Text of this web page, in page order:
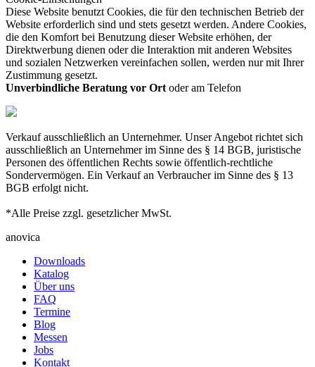
Diese Website benutzt Cookies, die für den technischen Betrieb der
Website erforderlich sind und stets gesetzt werden. Andere Cookies,
die den Komfort bei Benutzung dieser Website erhöhen, der
Direktwerbung dienen oder die Interaktion mit anderen Websites
und sozialen Netzwerken vereinfachen sollen, werden nur mit Ihrer
Zustimmung gesetzt.
Unverbindliche Beratung vor Ort oder am Telefon
Verkauf ausschließlich an Unternehmer. Unser Angebot richtet sich
ausschließlich an Unternehmer im Sinne des § 14 BGB, juristische
Personen des öffentlichen Rechts sowie öffentlich-rechtliche
Sondervermögen. Ein Verkauf an Verbraucher im Sinne des § 13
BGB erfolgt nicht.
*Alle Preise zzgl. gesetzlicher MwSt.
anovica
Downloads
Katalog
Über uns
FAQ
Termine
Blog
Messen
Jobs
Kontakt